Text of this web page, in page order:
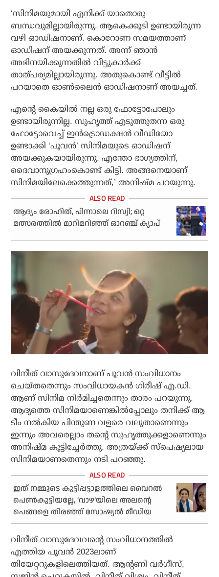
‘സിനിമയുമായി എനിക്ക് യാതൊരു
ബന്ധവുമില്ലായിരുന്നു. ആകെക്കൂടി ഉണ്ടായിരുന്ന
വഴി ഓഡിഷനാണ്. കൊറോണ സമയത്താണ്
ഓഡിഷന് അയക്കുന്നത്. അന്ന് ഞാന്‍
അഭിനയിക്കുന്നതില്‍ വീട്ടുകാര്‍ക്ക്
താത്പര്യമില്ലായിരുന്നു. അതുകൊണ്ട് വീട്ടില്‍
പറയാതെ ഓണ്‍ലൈന്‍ ഓഡിഷനാണ് അയച്ചത്.
എന്റെ കൈയില്‍ നല്ല ഒരു ഫോട്ടോപോലും
ഉണ്ടായിരുന്നില്ല. സുഹൃത്ത് എടുത്തുതന്ന ഒരു
ഫോട്ടോവെച്ച് ഇന്‍ട്രൊഡക്ഷന്‍ വീഡിയോ
ഉണ്ടാക്കി ‘പൂവന്‍’ സിനിമയുടെ ഓഡിഷന്
അയക്കുകയായിരുന്നു. എന്തോ ഭാഗ്യത്തിന്,
ദൈവാനുഗ്രഹംകൊണ്ട് കിട്ടി. അങ്ങനെയാണ്
സിനിമയിലേക്കെത്തുന്നത്,’ അനിഷ്മ പറയുന്നു.
ആദ്യം രോഹിത്, പിന്നാലെ റിസ്വി; ഒറ്റ
മത്സരത്തില്‍ മാറിമറിഞ്ഞ് ഓറഞ്ച് ക്യാപ്
വിനീത് വാസുദേവനാണ് പൂവന്‍ സംവിധാനം
ചെയ്തതെന്നും സംവിധായകന്‍ ഗിരീഷ് എ.ഡി.
ആണ് സിനിമ നിര്‍മിച്ചതെന്നും താരം പറയുന്നു.
ആദ്യത്തെ സിനിമയാണെങ്കില്‍പ്പോലും തനിക്ക് ആ
ടീം നല്‍കിയ പിന്തുണ വളരെ വലുതാണെന്നും
ഇന്നും അവരെല്ലാം തന്റെ സുഹൃത്തുക്കളാണെന്നും
അനിഷ്മ കൂട്ടിച്ചേര്‍ത്തു. അത്രയ്ക്ക് സ്‌പെഷ്യലായ
സിനിമയാണതെന്നും നടി പറഞ്ഞു.
ഇത് നമ്മുടെ കുട്ടിപ്പട്ടാളത്തിലെ വൈറല്‍
പെണ്‍കുട്ടിയല്ലേ, ‘വാഴ’യിലെ അലന്റെ
പെങ്ങളെ തിരഞ്ഞ് സോഷ്യല്‍ മീഡിയ
വിനീത് വാസുദേവവന്റെ സംവിധാനത്തില്‍
എത്തിയ പൂവന്‍ 2023ലാണ്
തിയേറ്ററുകളിലെത്തിയത്. ആന്റണി വര്‍ഗീസ്,